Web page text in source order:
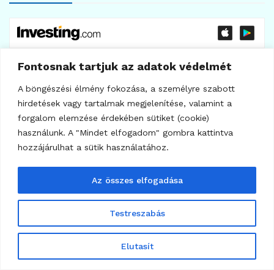
Fontosnak tartjuk az adatok védelmét
A böngészési élmény fokozása, a személyre szabott
hirdetések vagy tartalmak megjelenítése, valamint a
forgalom elemzése érdekében sütiket (cookie)
használunk. A "Mindet elfogadom" gombra kattintva
hozzájárulhat a sütik használatához.
Testreszabás
Elutasít
Az összes elfogadása